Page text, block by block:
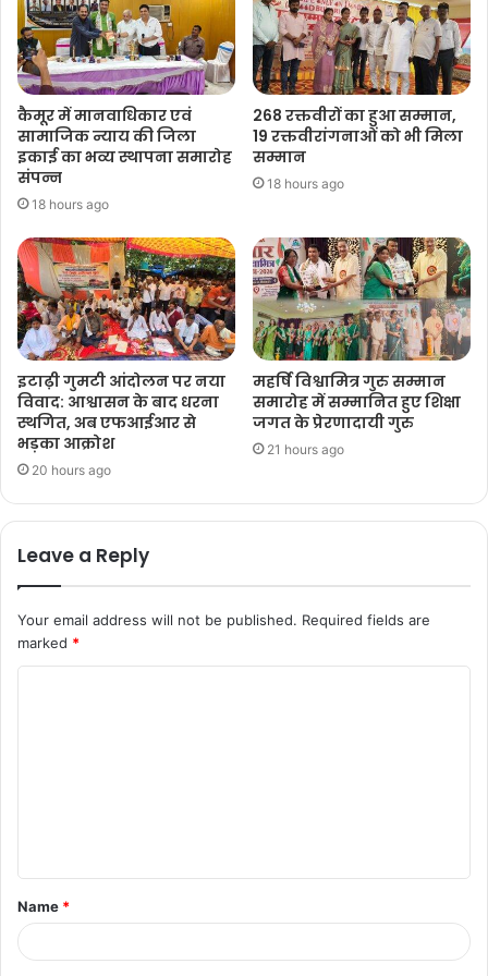
कैमूर में मानवाधिकार एवं
सामाजिक न्याय की जिला
इकाई का भव्य स्थापना समारोह
संपन्न
18 hours ago
268 रक्तवीरों का हुआ सम्मान,
19 रक्तवीरांगनाओं को भी मिला
सम्मान
18 hours ago
इटाढ़ी गुमटी आंदोलन पर नया
विवाद: आश्वासन के बाद धरना
स्थगित, अब एफआईआर से
भड़का आक्रोश
20 hours ago
महर्षि विश्वामित्र गुरु सम्मान
समारोह में सम्मानित हुए शिक्षा
जगत के प्रेरणादायी गुरु
21 hours ago
Leave a Reply
Your email address will not be published. Required fields are
marked *
Name *